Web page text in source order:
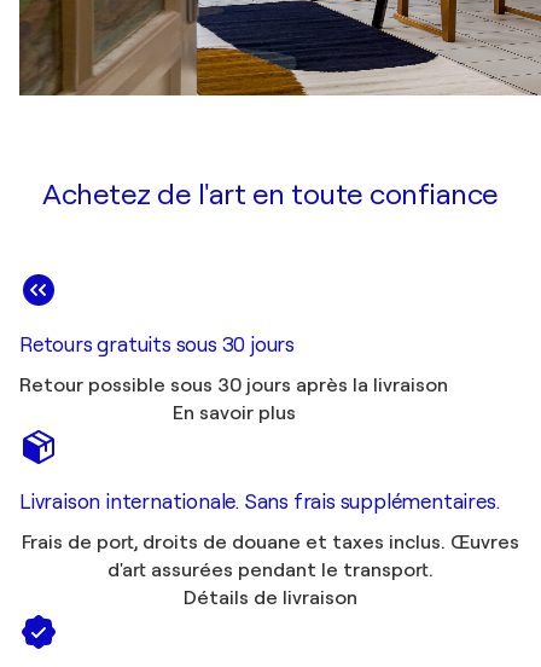
Achetez de l'art en toute confiance
Retours gratuits sous 30 jours
Retour possible sous 30 jours après la livraison
En savoir plus
Livraison internationale. Sans frais supplémentaires.
Frais de port, droits de douane et taxes inclus. Œuvres
d'art assurées pendant le transport.
Détails de livraison